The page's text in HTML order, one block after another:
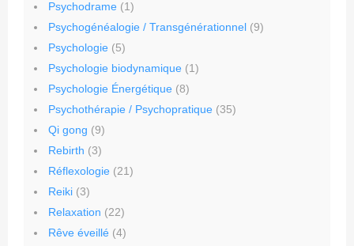
Psychodrame (1)
Psychogénéalogie / Transgénérationnel (9)
Psychologie (5)
Psychologie biodynamique (1)
Psychologie Énergétique (8)
Psychothérapie / Psychopratique (35)
Qi gong (9)
Rebirth (3)
Réflexologie (21)
Reiki (3)
Relaxation (22)
Rêve éveillé (4)